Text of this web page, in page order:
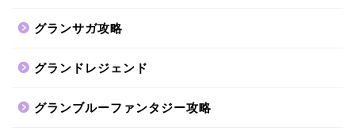
グランサガ攻略
グランドレジェンド
グランブルーファンタジー攻略